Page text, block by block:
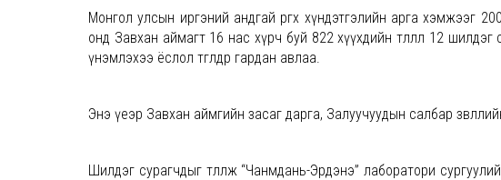
Монгол улсын иргэний андгай өргөх хүндэтгэлийн арга хэмжээг
онд Завхан аймагт 16 нас хүрч буй 822 хүүхдийн төлөөлөл 12
үнэмлэхээ ёслол төгөлдөр гардан авлаа.
Энэ үеэр Завхан аймгийн засаг дарга, Залуучуудын салбар
Шилдэг сурагчдыг төлөөлж “Чанмдань-Эрдэнэ” лаборатори